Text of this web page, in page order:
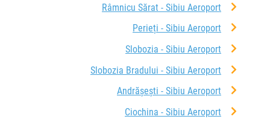
Râmnicu Sărat - Sibiu Aeroport
Perieți - Sibiu Aeroport
Slobozia - Sibiu Aeroport
Slobozia Bradului - Sibiu Aeroport
Andrășești - Sibiu Aeroport
Ciochina - Sibiu Aeroport